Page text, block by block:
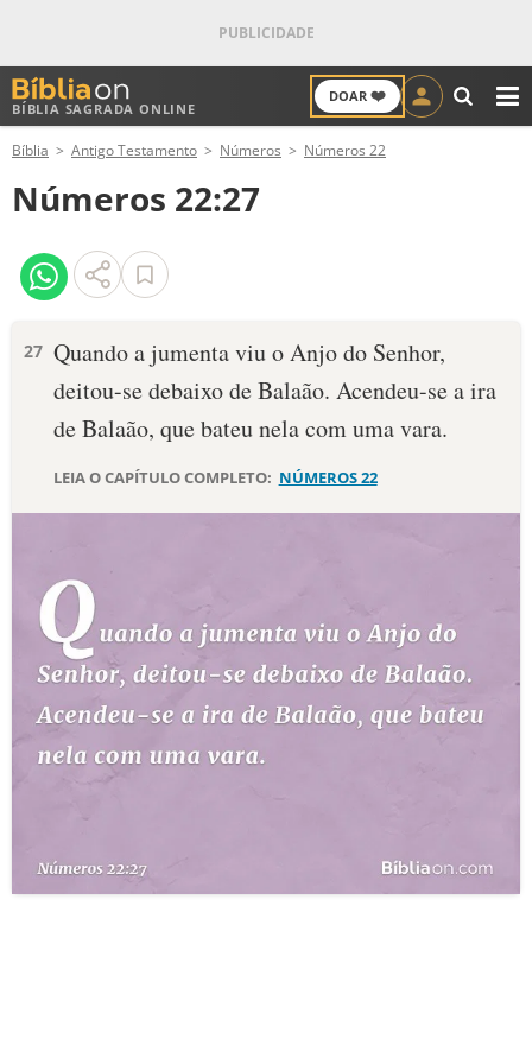
BÍBLIA SAGRADA ONLINE
DOAR ❤️
ANTIGO TESTAMENTO
NOVO TESTAMENTO
VERSÍCULOS
PALAVRA DO DIA
DEVOCIONAL DIÁRIO
10 MANDAMENTOS
ESTUDOS BÍBLICOS
TEMAS
PERGUNTE À BÍBLIA
TERMO BÍBLICO
Bíblia Antigo Testamento Números Números 22
Números 22:27
27 Quando a jumenta viu o Anjo do Senhor,
deitou-se debaixo de Balaão. Acendeu-se a ira
de Balaão, que bateu nela com uma vara.
LEIA O CAPÍTULO COMPLETO: NÚMEROS 22